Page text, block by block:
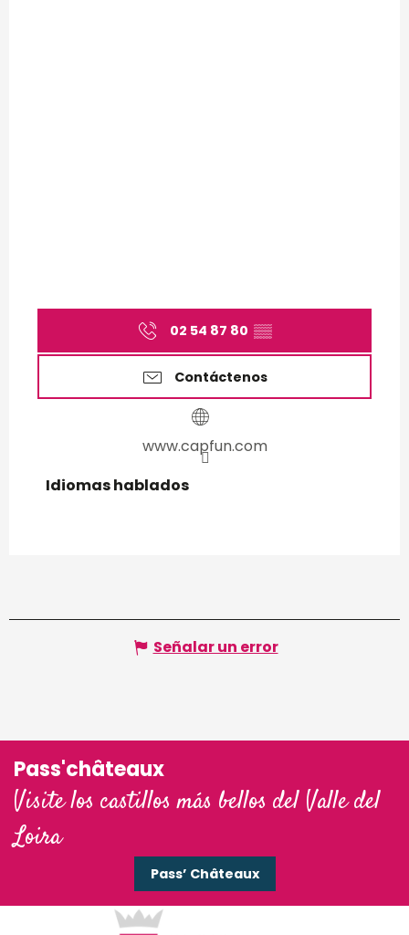
02 54 87 80 ▒▒
Contáctenos
www.capfun.com
Idiomas hablados
Idiomas hablados
Señalar un error
Pass'châteaux
Visite los castillos más bellos del Valle del
Loira
Pass’ Châteaux